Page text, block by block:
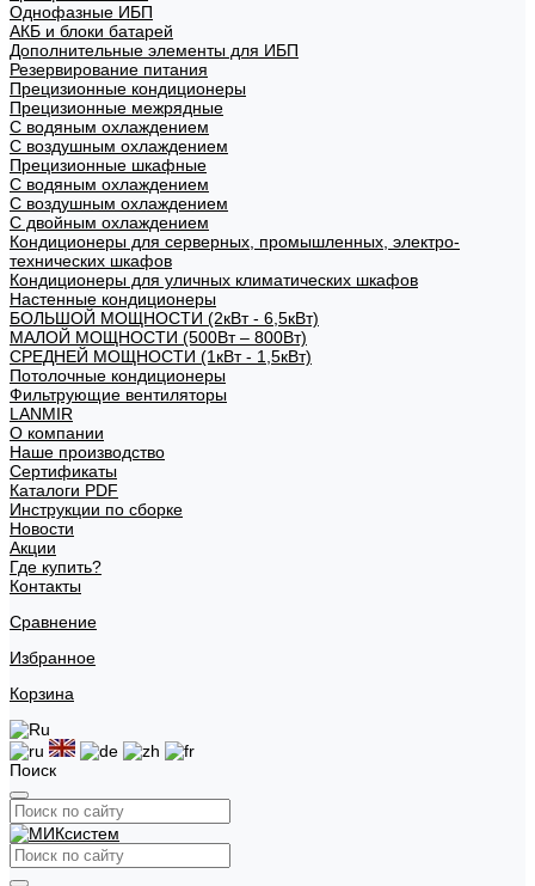
Однофазные ИБП
АКБ и блоки батарей
Дополнительные элементы для ИБП
Резервирование питания
Прецизионные кондиционеры
Прецизионные межрядные
С водяным охлаждением
С воздушным охлаждением
Прецизионные шкафные
С водяным охлаждением
С воздушным охлаждением
С двойным охлаждением
Кондиционеры для серверных, промышленных, электро-
технических шкафов
Кондиционеры для уличных климатических шкафов
Настенные кондиционеры
БОЛЬШОЙ МОЩНОСТИ (2кВт - 6,5кВт)
МАЛОЙ МОЩНОСТИ (500Вт – 800Вт)
СРЕДНЕЙ МОЩНОСТИ (1кВт - 1,5кВт)
Потолочные кондиционеры
Фильтрующие вентиляторы
LANMIR
О компании
Наше производство
Сертификаты
Каталоги PDF
Инструкции по сборке
Новости
Акции
Где купить?
Контакты
Сравнение
Избранное
Корзина
Поиск